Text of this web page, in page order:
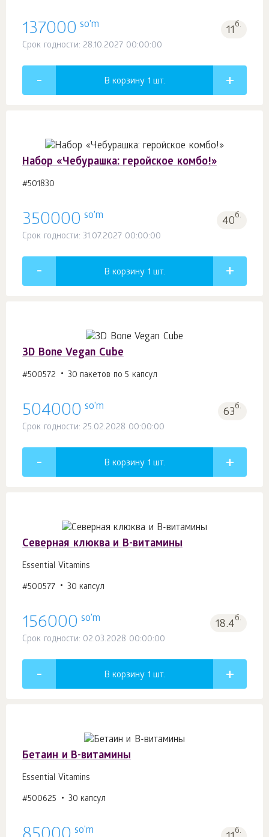
137000 so'm 11б.
Срок годности: 28.10.2027 00:00:00
В корзину 1 шт.
Набор «Чебурашка: геройское комбо!»
#501830
350000 so'm 40б.
Срок годности: 31.07.2027 00:00:00
В корзину 1 шт.
3D Bone Vegan Cube
#500572 30 пакетов по 5 капсул
504000 so'm 63б.
Срок годности: 25.02.2028 00:00:00
В корзину 1 шт.
Северная клюква и В-витамины
Essential Vitamins
#500577 30 капсул
156000 so'm 18.4б.
Срок годности: 02.03.2028 00:00:00
В корзину 1 шт.
Бетаин и В-витамины
Essential Vitamins
#500625 30 капсул
so'm б.